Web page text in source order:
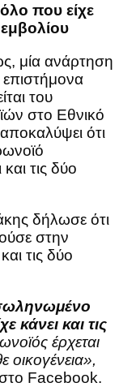
που είχε
εμβολίου
μία ανάρτηση
του
στο Εθνικό
ότι
τις δύο
δήλωσε ότι
στην
τις δύο
κάνει και τις
έρχεται
οικογένεια»,
Facebook.